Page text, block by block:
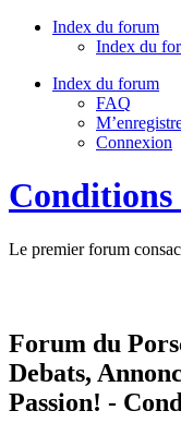
Index du forum
Index du
Index du forum
FAQ
Connexion
Le premier forum
Forum du
Debats,
Passion! -